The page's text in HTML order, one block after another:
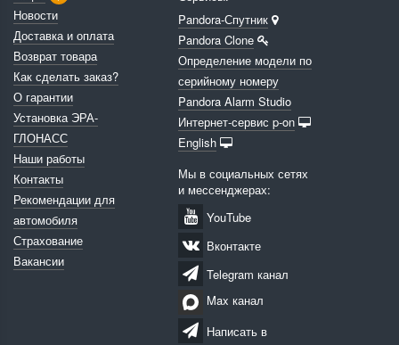
Новости
Доставка и оплата
Возврат товара
Как сделать заказ?
О гарантии
Установка ЭРА-
ГЛОНАСС
Наши работы
Контакты
Рекомендации для
автомобиля
Страхование
Вакансии
Pandora-Спутник
Pandora Clone
Определение модели по
серийному номеру
Pandora Alarm Studio
Интернет-сервис p-on
English
Мы в социальных сетях
и мессенджерах:
YouTube
Вконтакте
Telegram канал
Max канал
Написать в